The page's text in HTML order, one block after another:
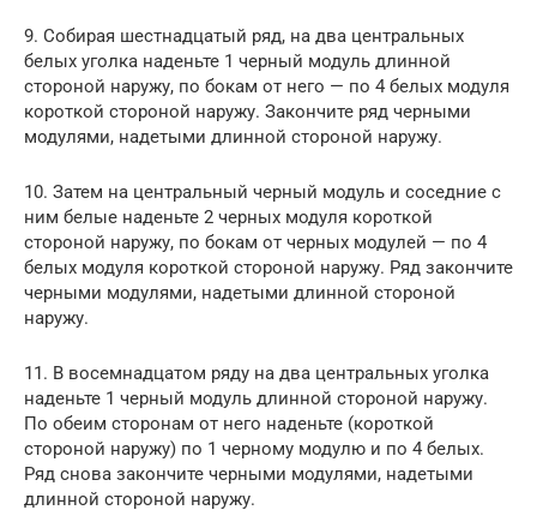
9. Собирая шестнадцатый ряд, на два центральных
белых уголка наденьте 1 черный модуль длинной
стороной наружу, по бокам от него — по 4 белых модуля
короткой стороной наружу. Закончите ряд черными
модулями, надетыми длинной стороной наружу.
10. Затем на центральный черный модуль и соседние с
ним белые наденьте 2 черных модуля короткой
стороной наружу, по бокам от черных модулей — по 4
белых модуля короткой стороной наружу. Ряд закончите
черными модулями, надетыми длинной стороной
наружу.
11. В восемнадцатом ряду на два центральных уголка
наденьте 1 черный модуль длинной стороной наружу.
По обеим сторонам от него наденьте (короткой
стороной наружу) по 1 черному модулю и по 4 белых.
Ряд снова закончите черными модулями, надетыми
длинной стороной наружу.